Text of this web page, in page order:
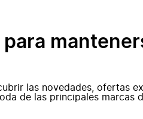
para
las novedades, ofertas
de las principales marcas